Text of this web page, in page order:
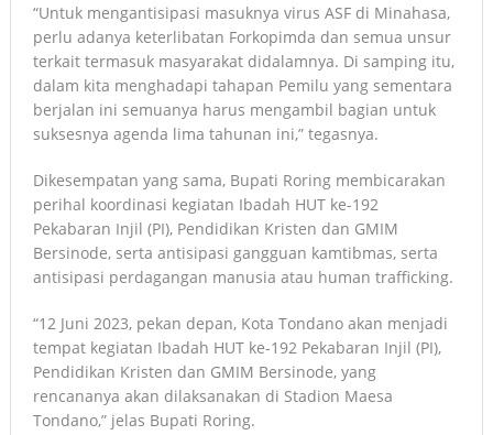
“Untuk mengantisipasi masuknya virus ASF di Minahasa,
perlu adanya keterlibatan Forkopimda dan semua unsur
terkait termasuk masyarakat didalamnya. Di samping itu,
dalam kita menghadapi tahapan Pemilu yang sementara
berjalan ini semuanya harus mengambil bagian untuk
suksesnya agenda lima tahunan ini,” tegasnya.
Dikesempatan yang sama, Bupati Roring membicarakan
perihal koordinasi kegiatan Ibadah HUT ke-192
Pekabaran Injil (PI), Pendidikan Kristen dan GMIM
Bersinode, serta antisipasi gangguan kamtibmas, serta
antisipasi perdagangan manusia atau human trafficking.
“12 Juni 2023, pekan depan, Kota Tondano akan menjadi
tempat kegiatan Ibadah HUT ke-192 Pekabaran Injil (PI),
Pendidikan Kristen dan GMIM Bersinode, yang
rencananya akan dilaksanakan di Stadion Maesa
Tondano,” jelas Bupati Roring.